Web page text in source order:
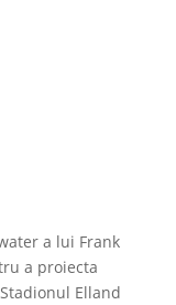
a lui Frank
a proiecta
Elland